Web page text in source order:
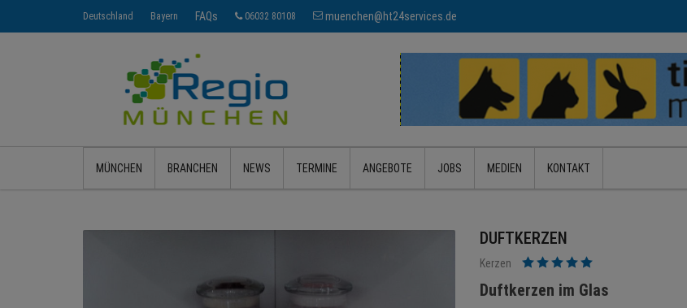
Deutschland Bayern FAQs 06032 80108 muenchen@ht24services.de
MÜNCHEN BRANCHEN NEWS TERMINE ANGEBOTE JOBS MEDIEN KONTAKT
DUFTKERZEN
Kerzen
Duftkerzen im Glas